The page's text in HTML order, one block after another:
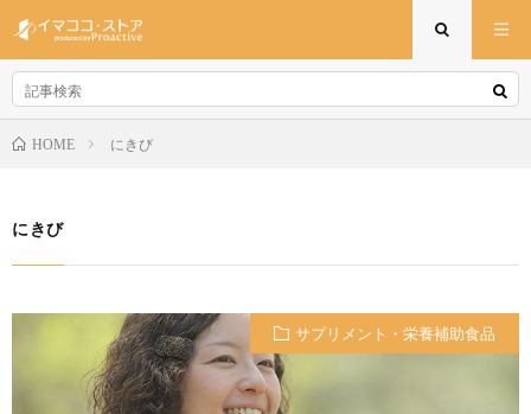
HOME にきび
にきび
サプリメント・栄養補助食品